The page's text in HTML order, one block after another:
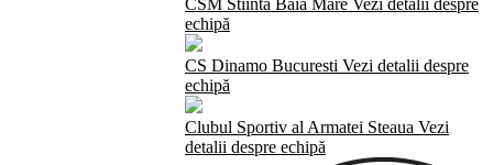
CSM Stiinta Baia Mare Vezi detalii despre
echipă
CS Dinamo Bucuresti Vezi detalii despre
echipă
Clubul Sportiv al Armatei Steaua Vezi
detalii despre echipă